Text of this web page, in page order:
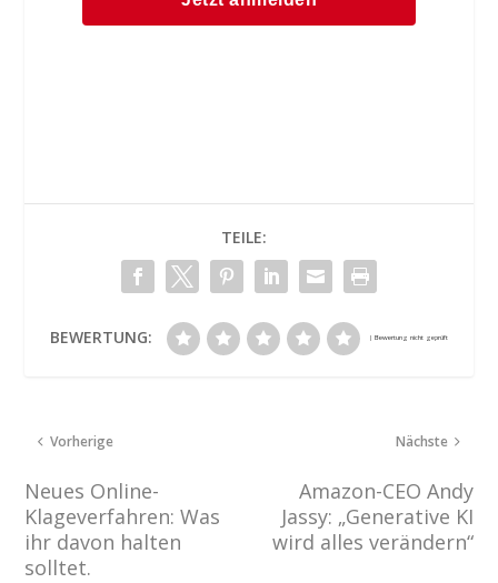
TEILE:
BEWERTUNG:
Vorherige
Neues Online-
Klageverfahren: Was
ihr davon halten
solltet.
Nächste
Amazon-CEO Andy
Jassy: „Generative KI
wird alles verändern“